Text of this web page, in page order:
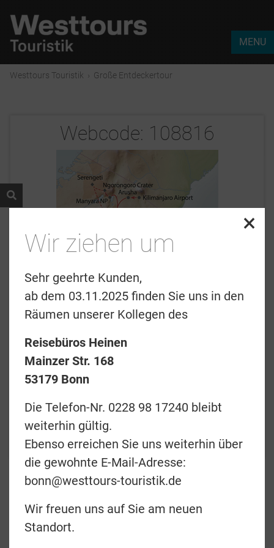
MENU
Westtours Touristik › Große Entdeckertour
Webcode: 108816
Angebotsanfrage
Merkliste
zurück
Teilen
Große Entdeckertour
9 Tage Flugsafari zu
×
Wir ziehen um
Sehr geehrte Kunden,
ab dem 03.11.2025 finden Sie uns in den
Räumen unserer Kollegen des
Reisebüros Heinen
Mainzer Str. 168
53179 Bonn
Die Telefon-Nr. 0228 98 17240 bleibt
weiterhin gültig.
Ebenso erreichen Sie uns weiterhin über
die gewohnte E-Mail-Adresse:
bonn@westtours-touristik.de
Wir freuen uns auf Sie am neuen
Standort.